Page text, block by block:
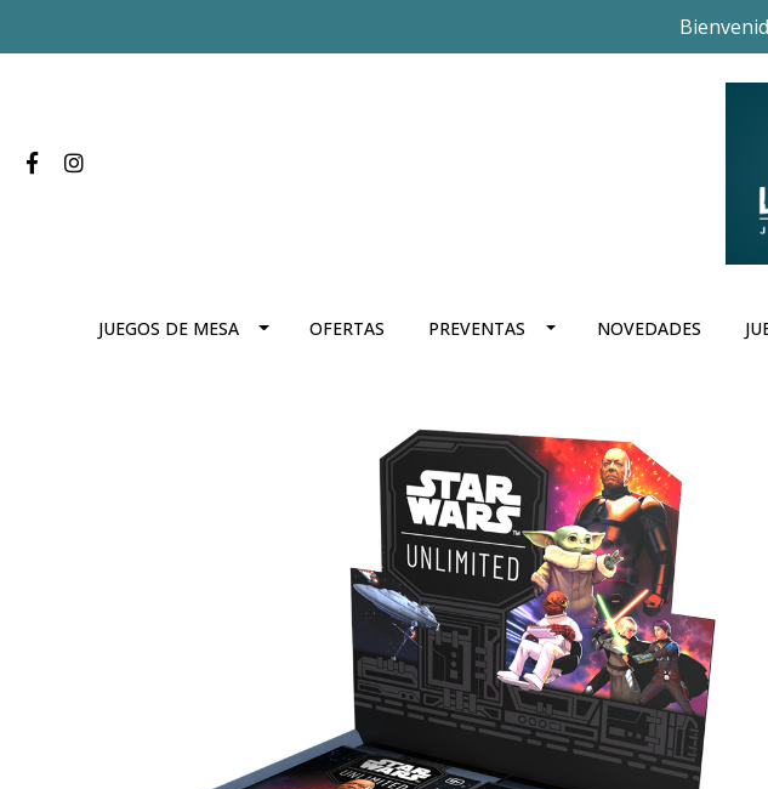
JUEGOS DE MESA OFERTAS PREVENTAS NOVEDADES